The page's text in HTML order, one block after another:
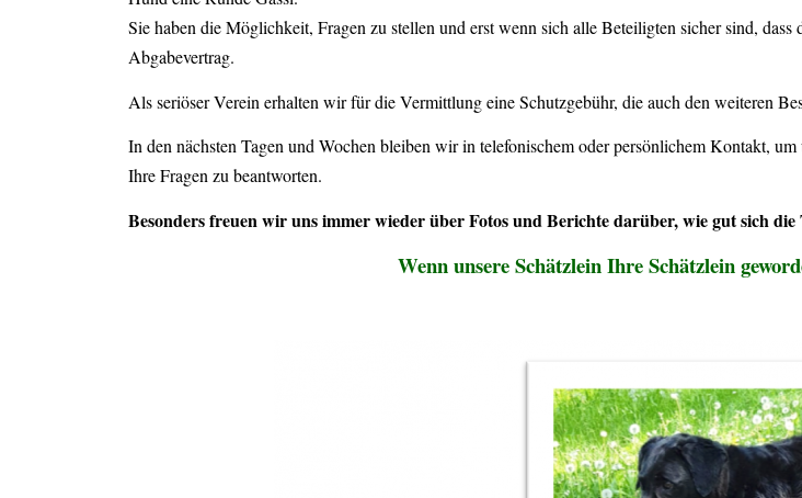
Sie haben die Möglichkeit, Fragen zu stellen und erst wenn sich alle Beteiligten sicher sind,
Abgabevertrag.
Als seriöser Verein erhalten wir für die Vermittlung eine Schutzgebühr, die auch den weiteren
In den nächsten Tagen und Wochen bleiben wir in telefonischem oder persönlichem Kontakt,
Ihre Fragen zu beantworten.
Besonders freuen wir uns immer wieder über Fotos und Berichte darüber, wie gut sich
Wenn unsere Schätzlein Ihre Schätzlein